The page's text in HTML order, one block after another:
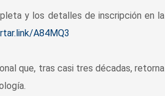
y los detalles de inscripción en la
A84MQ3
que, tras casi tres décadas, retorna